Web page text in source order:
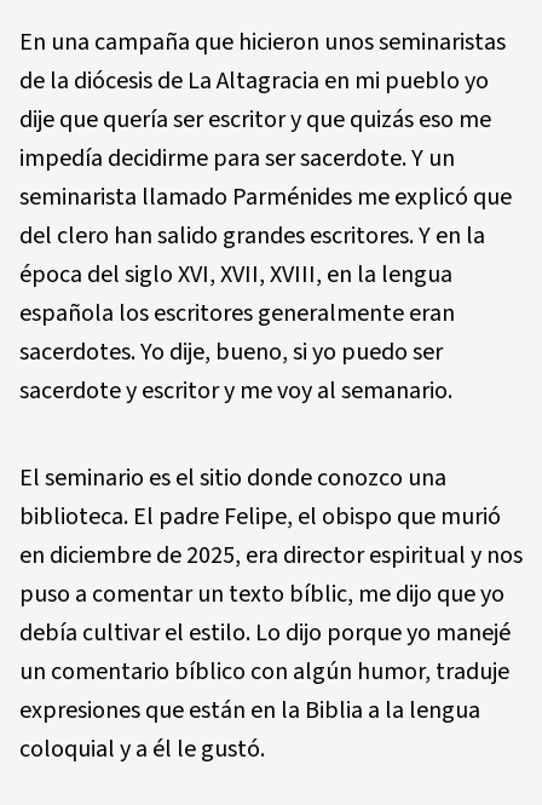
En una campaña que hicieron unos seminaristas
de la diócesis de La Altagracia en mi pueblo yo
dije que quería ser escritor y que quizás eso me
impedía decidirme para ser sacerdote. Y un
seminarista llamado Parménides me explicó que
del clero han salido grandes escritores. Y en la
época del siglo XVI, XVII, XVIII, en la lengua
española los escritores generalmente eran
sacerdotes. Yo dije, bueno, si yo puedo ser
sacerdote y escritor y me voy al semanario.
El seminario es el sitio donde conozco una
biblioteca. El padre Felipe, el obispo que murió
en diciembre de 2025, era director espiritual y nos
puso a comentar un texto bíblic, me dijo que yo
debía cultivar el estilo. Lo dijo porque yo manejé
un comentario bíblico con algún humor, traduje
expresiones que están en la Biblia a la lengua
coloquial y a él le gustó.